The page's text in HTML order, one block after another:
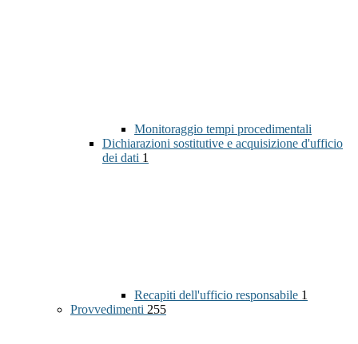
Monitoraggio tempi procedimentali
Dichiarazioni sostitutive e acquisizione d'ufficio
dei dati 1
Recapiti dell'ufficio responsabile 1
Provvedimenti 255